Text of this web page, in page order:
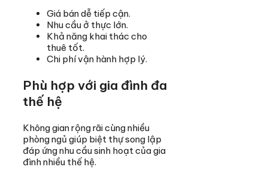
Giá bán dễ tiếp cận.
Nhu cầu ở thực lớn.
Khả năng khai thác cho
thuê tốt.
Chi phí vận hành hợp lý.
Phù hợp với gia đình đa
thế hệ
Không gian rộng rãi cùng nhiều
phòng ngủ giúp biệt thự song lập
đáp ứng nhu cầu sinh hoạt của gia
đình nhiều thế hệ.